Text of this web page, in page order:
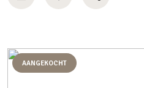
AANGEKOCHT